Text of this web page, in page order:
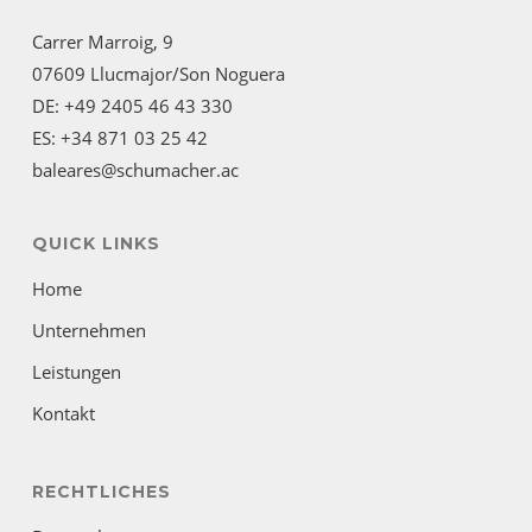
Carrer Marroig, 9
07609 Llucmajor/Son Noguera
DE: +49 2405 46 43 330
ES: +34 871 03 25 42
baleares@schumacher.ac
QUICK LINKS
Home
Unternehmen
Leistungen
Kontakt
RECHTLICHES